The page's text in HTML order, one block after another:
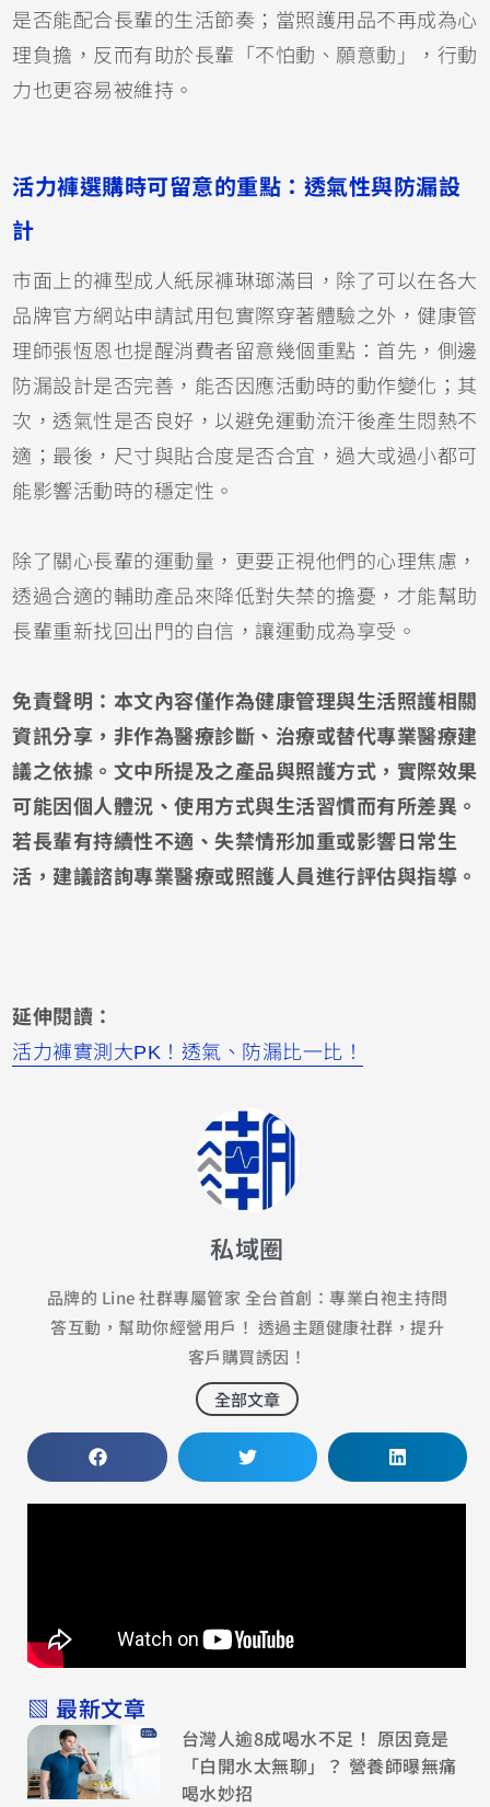
是否能配合長輩的生活節奏；當照護用品不再成為心
理負擔，反而有助於長輩「不怕動、願意動」，行動
力也更容易被維持。
活力褲選購時可留意的重點：透氣性與防漏設
計
市面上的褲型成人紙尿褲琳瑯滿目，除了可以在各大
品牌官方網站申請試用包實際穿著體驗之外，健康管
理師張恆恩也提醒消費者留意幾個重點：首先，側邊
防漏設計是否完善，能否因應活動時的動作變化；其
次，透氣性是否良好，以避免運動流汗後產生悶熱不
適；最後，尺寸與貼合度是否合宜，過大或過小都可
能影響活動時的穩定性。
除了關心長輩的運動量，更要正視他們的心理焦慮，
透過合適的輔助產品來降低對失禁的擔憂，才能幫助
長輩重新找回出門的自信，讓運動成為享受。
免責聲明：本文內容僅作為健康管理與生活照護相關
資訊分享，非作為醫療診斷、治療或替代專業醫療建
議之依據。文中所提及之產品與照護方式，實際效果
可能因個人體況、使用方式與生活習慣而有所差異。
若長輩有持續性不適、失禁情形加重或影響日常生
活，建議諮詢專業醫療或照護人員進行評估與指導。
延伸閱讀：
活力褲實測大PK！透氣、防漏比一比！
私域圈
品牌的 Line 社群專屬管家 全台首創：專業白袍主持問
答互動，幫助你經營用戶！ 透過主題健康社群，提升
客戶購買誘因！
全部文章
▧ 最新文章
台灣人逾8成喝水不足！ 原因竟是
「白開水太無聊」？ 營養師曝無痛
喝水妙招